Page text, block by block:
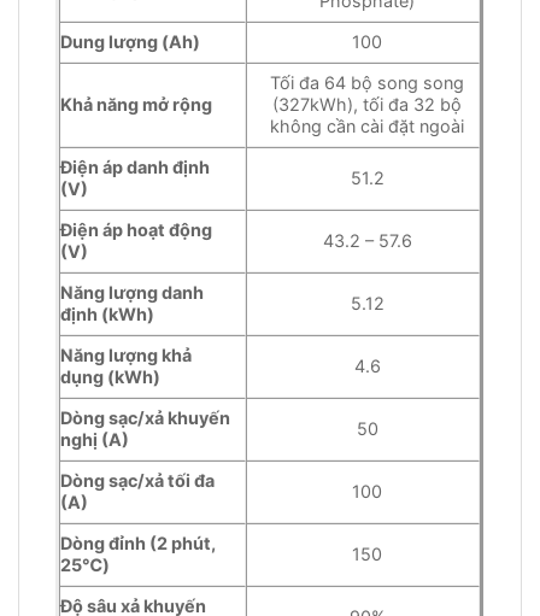
Dung lượng (Ah)
100
Khả năng mở rộng
Tối đa 64 bộ song song
(327kWh), tối đa 32 bộ
không cần cài đặt ngoài
Điện áp danh định
(V)
51.2
Điện áp hoạt động
(V)
43.2 – 57.6
Năng lượng danh
định (kWh)
5.12
Năng lượng khả
dụng (kWh)
4.6
Dòng sạc/xả khuyến
nghị (A)
50
Dòng sạc/xả tối đa
(A)
100
Dòng đỉnh (2 phút,
25℃)
150
Độ sâu xả khuyến